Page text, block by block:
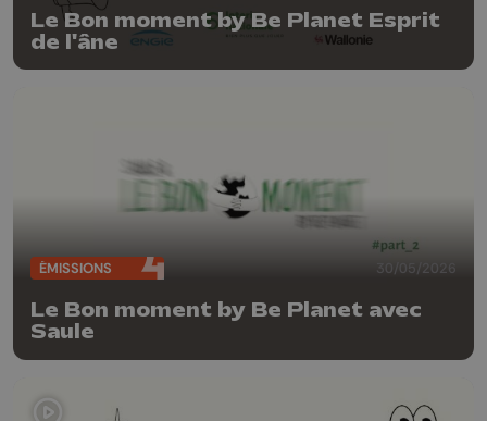
Le Bon moment by Be Planet Esprit
de l'âne
ÉMISSIONS 30/05/2026
Le Bon moment by Be Planet avec
Saule